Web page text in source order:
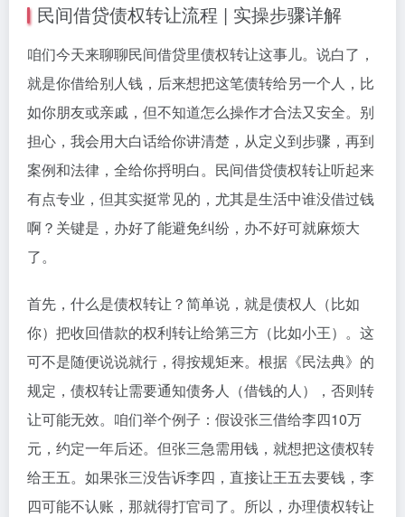
民间借贷债权转让流程 | 实操步骤详解
咱们今天来聊聊民间借贷里债权转让这事儿。说白了，
就是你借给别人钱，后来想把这笔债转给另一个人，比
如你朋友或亲戚，但不知道怎么操作才合法又安全。别
担心，我会用大白话给你讲清楚，从定义到步骤，再到
案例和法律，全给你捋明白。民间借贷债权转让听起来
有点专业，但其实挺常见的，尤其是生活中谁没借过钱
啊？关键是，办好了能避免纠纷，办不好可就麻烦大
了。
首先，什么是债权转让？简单说，就是债权人（比如
你）把收回借款的权利转让给第三方（比如小王）。这
可不是随便说说就行，得按规矩来。根据《民法典》的
规定，债权转让需要通知债务人（借钱的人），否则转
让可能无效。咱们举个例子：假设张三借给李四10万
元，约定一年后还。但张三急需用钱，就想把这债权转
给王五。如果张三没告诉李四，直接让王五去要钱，李
四可能不认账，那就得打官司了。所以，办理债权转让